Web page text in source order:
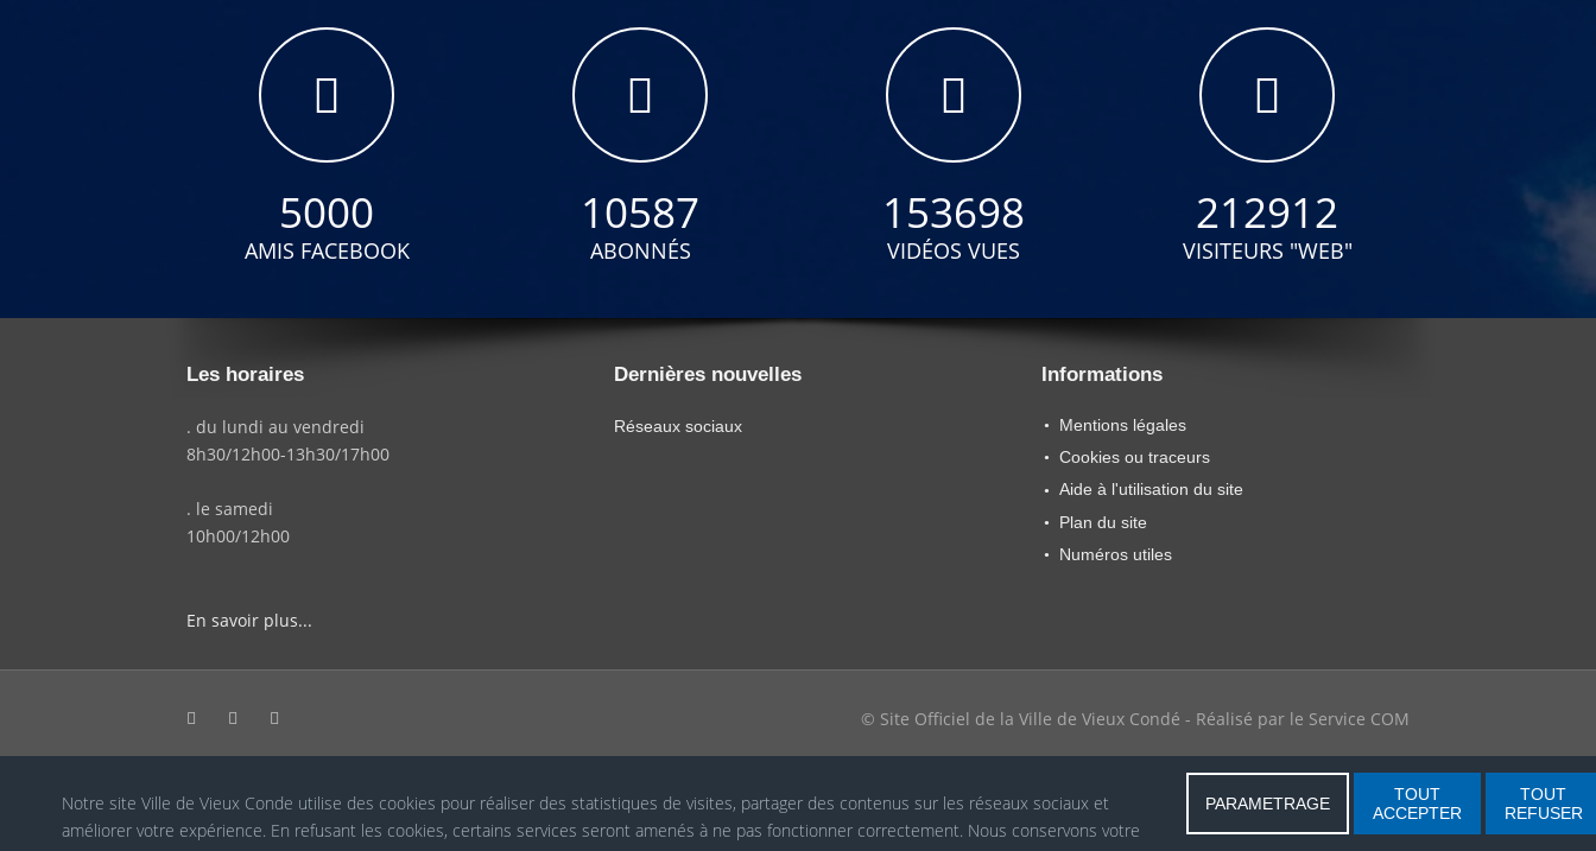
5000
AMIS FACEBOOK
10587
ABONNÉS
153698
VIDÉOS VUES
212912
VISITEURS "WEB"
Les horaires
. du lundi au vendredi
8h30/12h00-13h30/17h00
. le samedi
10h00/12h00
En savoir plus...
Dernières nouvelles
Réseaux sociaux
Informations
Mentions légales
Cookies ou traceurs
Aide à l'utilisation du site
Plan du site
Numéros utiles
© Site Officiel de la Ville de Vieux Condé - Réalisé par le Service COM
Notre site Ville de Vieux Conde utilise des cookies pour réaliser des statistiques de visites, partager des contenus sur les réseaux sociaux et
améliorer votre expérience. En refusant les cookies, certains services seront amenés à ne pas fonctionner correctement. Nous conservons votre
PARAMETRAGE
TOUT
ACCEPTER
TOUT
REFUSER